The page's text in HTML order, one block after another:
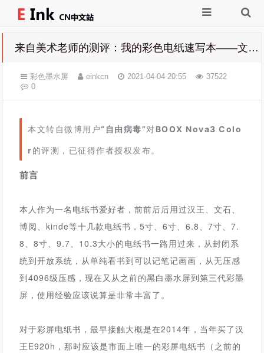
来自美术老师的测评：我的彩色电纸速写本——文石Nova3 Color
彩色墨水屏 einkcn 2021-04-04 20:55
37522
0
本文转自微博用户“自由病毒”对BOOX Nova3 Colo
r的评测，已征得作者授权发布。
前言
本人作为一名电纸书爱好者，前前后后用过汉王、文石、
博阅、kinde等十几款电纸书，5寸、6寸、6.8、7寸、7.
8、8寸、9.7、10.3大小的电纸书一路用过来，从封闭系
统到开放系统，从单纯看书到可以记笔记画画，从无压感
到4096级压感，现在又从之前的黑白墨水屏到第三代彩墨
屏，使用经验应该说算是非常丰富了。
对于彩屏电纸书，最早接触大概是在2014年，当年买了汉
王E920h，那时应该是市面上唯一的彩屏电纸书（之前的